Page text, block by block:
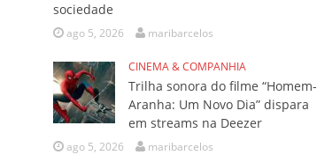
sociedade
ago 5, 2026 maribarcelos
CINEMA & COMPANHIA
Trilha sonora do filme “Homem-
Aranha: Um Novo Dia” dispara
em streams na Deezer
ago 5, 2026 maribarcelos